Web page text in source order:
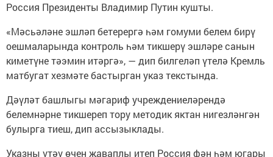
Россия Президенты Владимир Путин кушты.
«Мәсьәләне эшләп бетерергә һәм гомуми белем бирү
оешмаларында контроль һәм тикшерү эшләре санын
киметүне тәэмин итәргә», — дип билгеләп үтелә Кремль
матбугат хезмәте бастырган указ текстында.
Дәүләт башлыгы мәгариф учреждениеләрендә
белемнәрне тикшереп тору методик яктан нигезләнгән
булырга тиеш, дип ассызыклады.
Указны үтәү өчен җаваплы итеп Россия фән һәм югары